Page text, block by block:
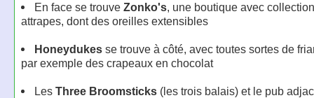
En face se trouve Zonko's, une boutique avec
attrapes, dont des oreilles extensibles
Honeydukesse trouve à côté, avec toutes sortes de
par exemple des crapeaux en chocolat
LesThree Broomsticks (les trois balais) et le pub